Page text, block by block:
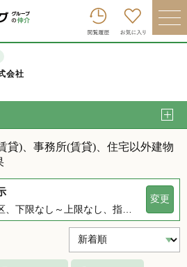
会社
貸)、事務所(賃貸)、住宅以外建物
指定しない、指定なし、指定しない、下限なし～上限なし、指定なし
変更
ループトップへ
グイン 会員登録